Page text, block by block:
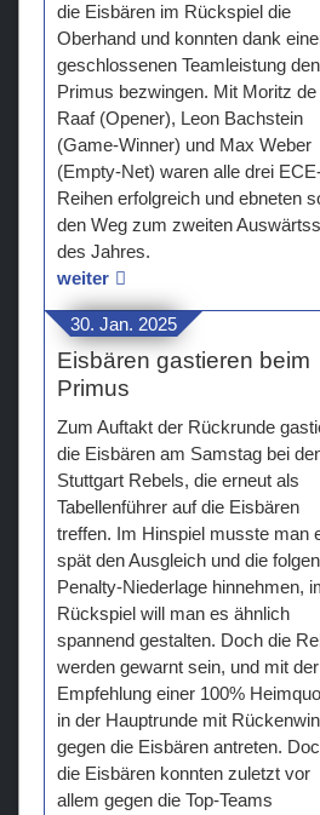
die Eisbären im Rückspiel die
Oberhand und konnten dank
geschlossenen Teamleistung den
Primus bezwingen. Mit Moritz de
Raaf (Opener), Leon Bachstein
(Game-Winner) und Max Weber
(Empty-Net) waren alle drei
Reihen erfolgreich und ebneten
den Weg zum zweiten
des Jahres.
weiter
30. Jan. 2025
Eisbären gastieren beim
Primus
Zum Auftakt der Rückrunde
die Eisbären am Samstag bei
Stuttgart Rebels, die erneut als
Tabellenführer auf die Eisbären
treffen. Im Hinspiel musste man
spät den Ausgleich und die
Penalty-Niederlage hinnehmen,
Rückspiel will man es ähnlich
spannend gestalten. Doch die
werden gewarnt sein, und mit der
Empfehlung einer 100%
in der Hauptrunde mit
gegen die Eisbären antreten.
die Eisbären konnten zuletzt vor
allem gegen die Top-Teams